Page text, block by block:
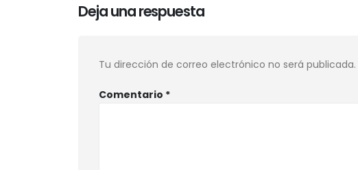
Deja una respuesta
Tu dirección de correo electrónico no será publicada.
Comentario *